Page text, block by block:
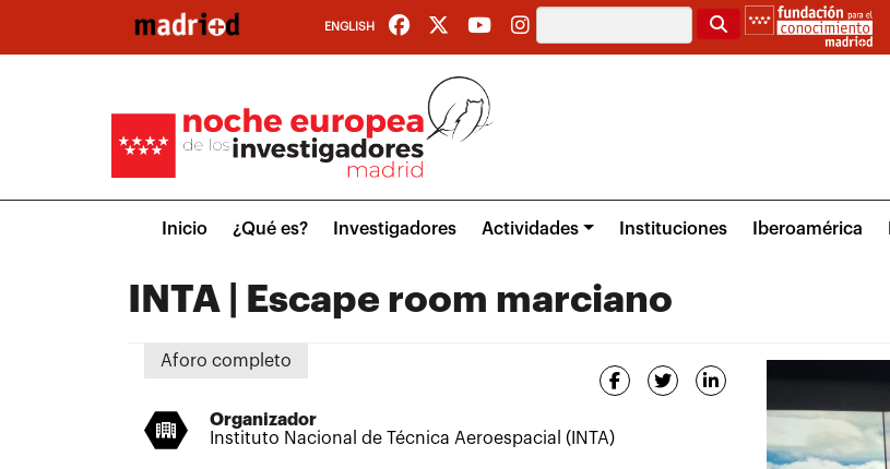
contenido
ENGLISH Buscar
menuInicio ¿Qué es? Investigadores Actividades Instituciones Iberoamérica
INTA | Escape room marciano
Aforo completo
Organizador
Instituto Nacional de Técnica Aeroespacial (INTA)